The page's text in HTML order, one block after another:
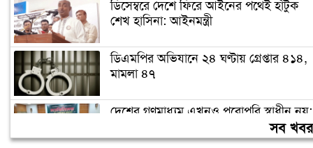
ডিসেম্বরে দেশে ফিরে আইনের পথেই হাঁটুক
শেখ হাসিনা: আইনমন্ত্রী
ডিএমপির অভিযানে ২৪ ঘণ্টায় গ্রেপ্তার ৪১৪,
মামলা ৪৭
দেশের গণমাধ্যম এখনও পুরোপুরি স্বাধীন নয়:
সব